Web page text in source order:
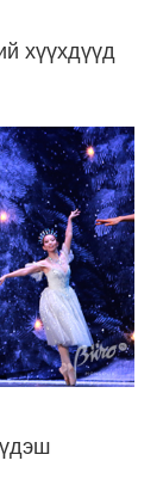
хүүхдүүд